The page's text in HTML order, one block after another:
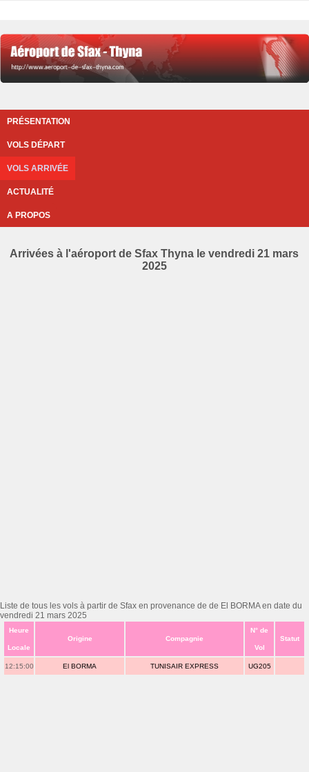
PRÉSENTATION
VOLS DÉPART
VOLS ARRIVÉE
ACTUALITÉ
A PROPOS
Arrivées à l'aéroport de Sfax Thyna le vendredi 21 mars
2025
Liste de tous les vols à partir de Sfax en provenance de de El BORMA en date du
vendredi 21 mars 2025
Heure
Locale
Origine Compagnie
N° de
Vol
Statut
12:15:00 El BORMA TUNISAIR EXPRESS UG205